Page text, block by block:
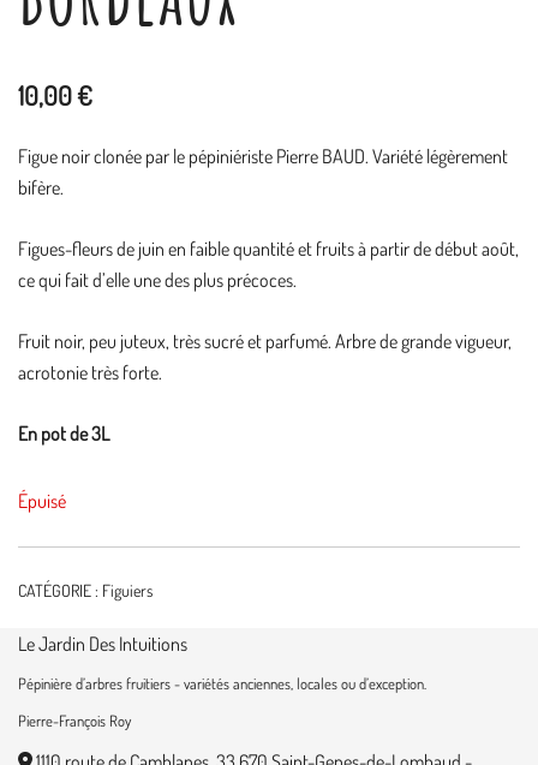
10,00€
Figue noir clonée par le pépiniériste Pierre BAUD. Variété légèrement
bifère.
Figues-fleurs de juin en faible quantité et fruits à partir de début août,
ce qui fait d’elle une des plus précoces.
Fruit noir, peu juteux, très sucré et parfumé. Arbre de grande vigueur,
acrotonie très forte.
En pot de 3L
Épuisé
CATÉGORIE : Figuiers
Le Jardin Des Intuitions
Pépinière d’arbres fruitiers - variétés anciennes, locales ou d’exception.
Pierre-François Roy